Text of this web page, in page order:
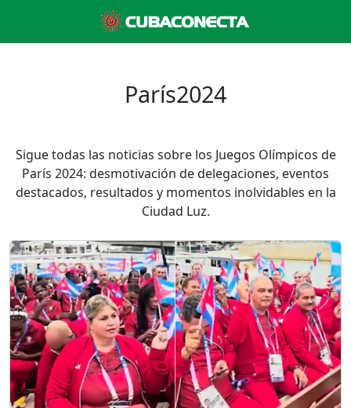
París2024
Sigue todas las noticias sobre los Juegos Olímpicos de
París 2024: desmotivación de delegaciones, eventos
destacados, resultados y momentos inolvidables en la
Ciudad Luz.